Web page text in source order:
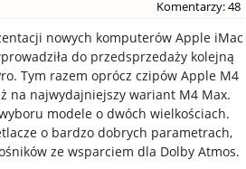
Komentarzy: 48
nowych komputerów Apple iMac
do przedsprzedaży kolejną
Tym razem oprócz czipów Apple M4
na najwydajniejszy wariant M4 Max.
modele o dwóch wielkościach.
o bardzo dobrych parametrach,
ze wsparciem dla Dolby Atmos.